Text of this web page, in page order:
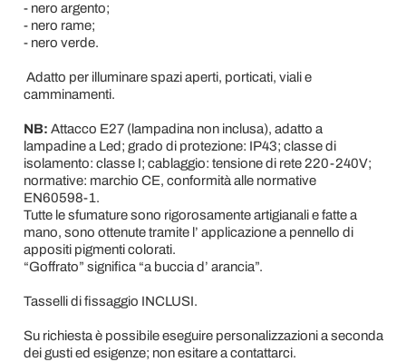
- nero argento;
- nero rame;
- nero verde.
Adatto per illuminare spazi aperti, porticati, viali e
camminamenti.
NB: Attacco E27 (lampadina non inclusa), adatto a
lampadine a Led; grado di protezione: IP43; classe di
isolamento: classe I; cablaggio: tensione di rete 220-240V;
normative: marchio CE, conformità alle normative
EN60598-1.
Tutte le sfumature sono rigorosamente artigianali e fatte a
mano, sono ottenute tramite l’ applicazione a pennello di
appositi pigmenti colorati.
“Goffrato” significa “a buccia d’ arancia”.
Tasselli di fissaggio INCLUSI.
Su richiesta è possibile eseguire personalizzazioni a seconda
dei gusti ed esigenze; non esitare a contattarci.